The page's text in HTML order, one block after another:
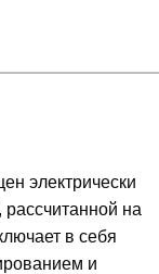
электрически
на
в себя
и